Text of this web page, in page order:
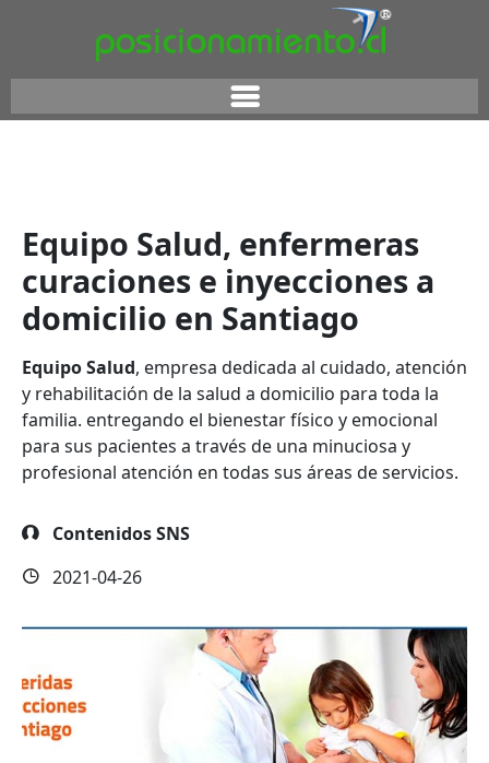
Equipo Salud, enfermeras
curaciones e inyecciones a
domicilio en Santiago
Equipo Salud, empresa dedicada al cuidado, atención
y rehabilitación de la salud a domicilio para toda la
familia. entregando el bienestar físico y emocional
para sus pacientes a través de una minuciosa y
profesional atención en todas sus áreas de servicios.
Contenidos SNS
2021-04-26